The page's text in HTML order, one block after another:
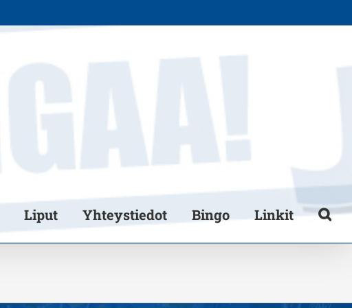
Liput Yhteystiedot Bingo Linkit